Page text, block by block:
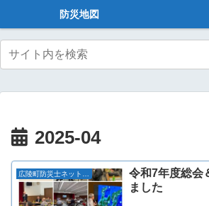
防災地図
2025-04
令和7年度総会
ました